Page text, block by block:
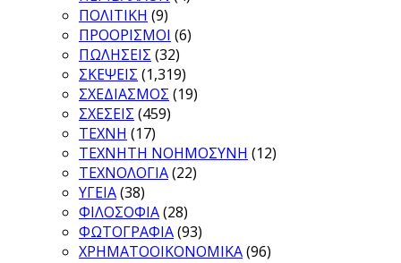
ΠΟΛΙΤΙΚΗ (9)
ΠΡΟΟΡΙΣΜΟΙ (6)
ΠΩΛΗΣΕΙΣ (32)
ΣΚΕΨΕΙΣ (1,319)
ΣΧΕΔΙΑΣΜΟΣ (19)
ΣΧΕΣΕΙΣ (459)
ΤΕΧΝΗ (17)
ΤΕΧΝΗΤΗ ΝΟΗΜΟΣΥΝΗ (12)
ΤΕΧΝΟΛΟΓΙΑ(22)
ΥΓΕΙΑ(38)
ΦΙΛΟΣΟΦΙΑ(28)
ΦΩΤΟΓΡΑΦΙΑ(93)
ΧΡΗΜΑΤΟΟΙΚΟΝΟΜΙΚΑ(96)